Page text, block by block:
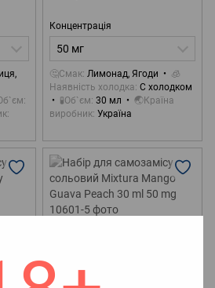
Концентрація
50 мг
🤔Смак Лимонад, Ягоди
🧊
Наявність холодка С холодком
🧪Об`єм 30 мл
🌏Країна
виробник Україна